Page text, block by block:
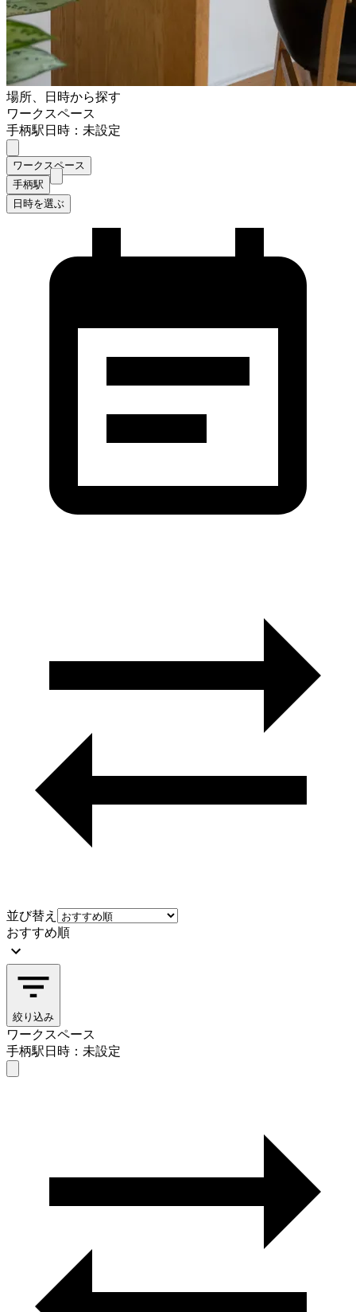
場所、日時から探す
ワークスペース
手柄駅日時：未設定
ワークスペース
手柄駅
日時を選ぶ
並び替え
おすすめ順
絞り込み
ワークスペース
手柄駅日時：未設定